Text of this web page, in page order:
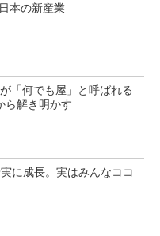
本の新産業
「何でも屋」と呼ばれる
ら解き明かす
に成長。実はみんなココ